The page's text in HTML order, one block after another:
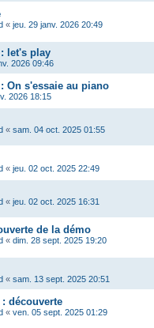
« jeu. 29 janv. 2026 20:49
let's play
2026 09:46
On s'essaie au piano
2026 18:15
« sam. 04 oct. 2025 01:55
« jeu. 02 oct. 2025 22:49
« jeu. 02 oct. 2025 16:31
de la démo
« dim. 28 sept. 2025 19:20
« sam. 13 sept. 2025 20:51
découverte
« ven. 05 sept. 2025 01:29